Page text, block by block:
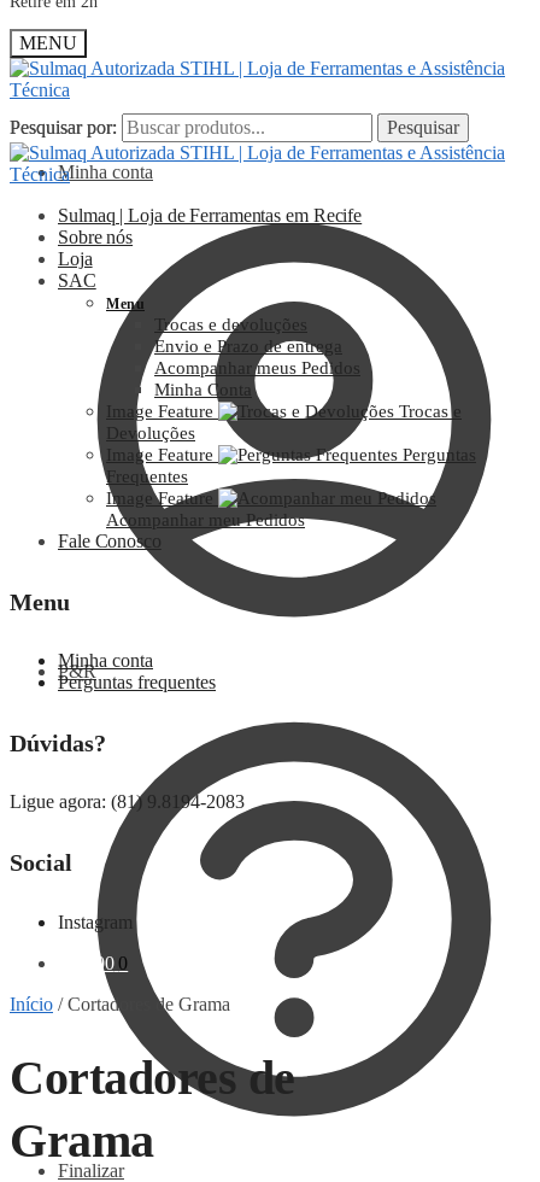
MENU
Pesquisar por: Pesquisar
Minha conta
P&R
Finalizar
Pesquisar por: Pesquisar
Sulmaq | Loja de Ferramentas em Recife
Sobre nós
Loja
SAC
Menu
Trocas e devoluções
Envio e Prazo de entrega
Acompanhar meus Pedidos
Minha Conta
Image Feature
Trocas e
Devoluções
Image Feature
Perguntas
Frequentes
Image Feature
Acompanhar meu Pedidos
Fale Conosco
Menu
Minha conta
Perguntas frequentes
Dúvidas?
Ligue agora: (81) 9.8194-2083
Social
Instagram
0,00 0
Início /Cortadores de Grama
Cortadores de
Grama